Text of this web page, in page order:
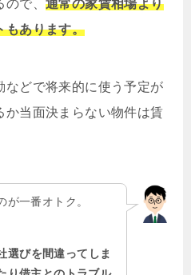
で、 通常の家賃相場より
もあります。
などで将来的に使う予定が
か当面決まらない物件は賃
が一番オトク。
選びを間違ってしま